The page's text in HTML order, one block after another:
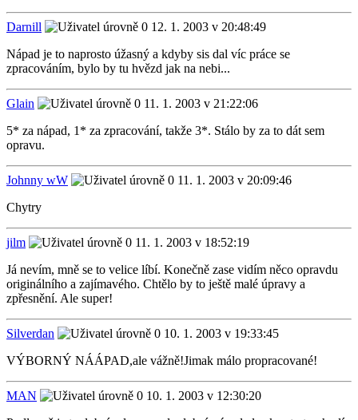
Darnill
12. 1. 2003 v 20:48:49
Nápad je to naprosto úžasný a kdyby sis dal víc práce se
zpracováním, bylo by tu hvězd jak na nebi...
Glain
11. 1. 2003 v 21:22:06
5* za nápad, 1* za zpracování, takže 3*. Stálo by za to dát sem
opravu.
Johnny wW
11. 1. 2003 v 20:09:46
Chytry
jilm
11. 1. 2003 v 18:52:19
Já nevím, mně se to velice líbí. Konečně zase vidím něco opravdu
originálního a zajímavého. Chtělo by to ještě malé úpravy a
zpřesnění. Ale super!
Silverdan
10. 1. 2003 v 19:33:45
VÝBORNÝ NÁÁPAD,ale vážně!Jimak málo propracované!
MAN
10. 1. 2003 v 12:30:20